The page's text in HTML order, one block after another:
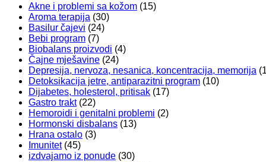
Akne i problemi sa kožom (15)
Aroma terapija (30)
Basilur čajevi (24)
Bebi program (7)
Biobalans proizvodi (4)
Čajne mješavine (24)
Depresija, nervoza, nesanica, koncentracija, memorija
Detoksikacija jetre, antiparazitni program (10)
Dijabetes, holesterol, pritisak (17)
Gastro trakt (22)
Hemoroidi i genitalni problemi (2)
Hormonski disbalans (13)
Hrana ostalo (3)
Imunitet (45)
izdvajamo iz ponude (30)